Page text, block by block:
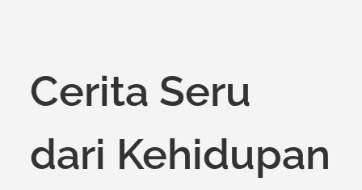
Cerita Seru
dari Kehidupan